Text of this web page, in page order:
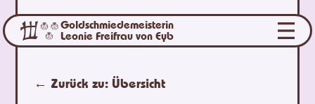
Goldschmiedemeisterin
Leonie Freifrau von Eyb
← Zurück zu: Übersicht